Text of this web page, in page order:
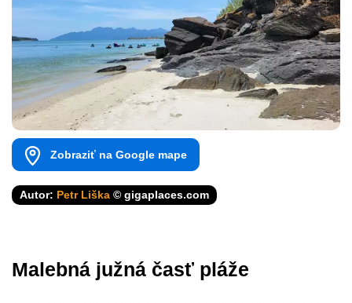
Zobraziť na Google mape
Autor: Petr Liška © gigaplaces.com
Malebná južná časť pláže